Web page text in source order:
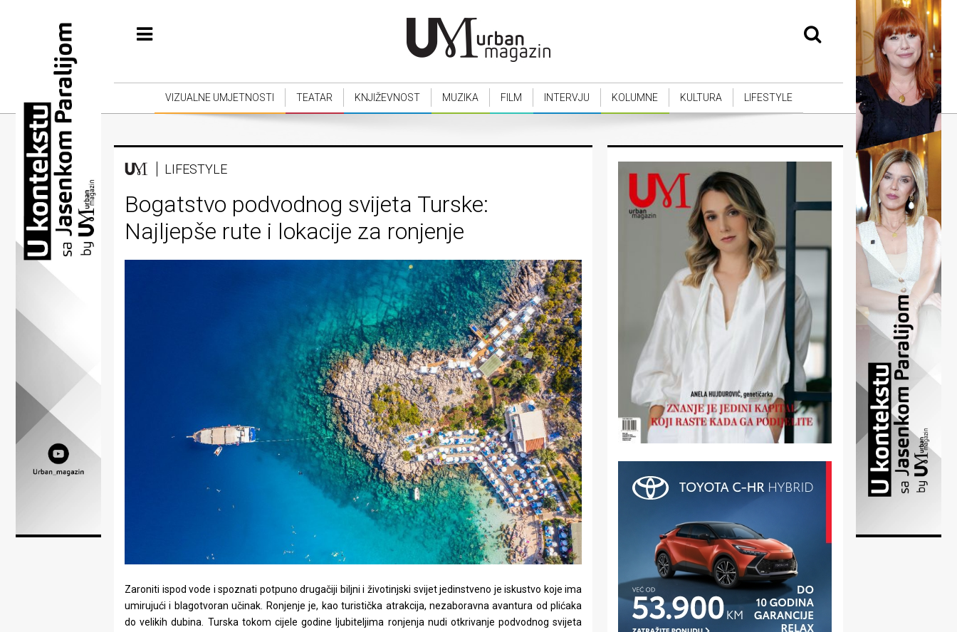
Vizualne
umjetnosti
Teatar
Književnost
Muzika
Film
Intervju
Kolumne
Lifestyle
Beauty
Zdravlje
stolom
u
VIZUALNE UMJETNOSTI TEATAR KNJIŽEVNOST MUZIKA FILM INTERVJU KOLUMNE KULTURA LIFESTYLE
LIFESTYLE
Bogatstvo podvodnog svijeta Turske:
Najljepše rute i lokacije za ronjenje
Zaroniti ispod vode i spoznati potpuno drugačiji biljni i životinjski svijet jedinstveno je iskustvo koje ima
umirujući i blagotvoran učinak. Ronjenje je, kao turistička atrakcija, nezaboravna avantura od plićaka
do velikih dubina. Turska tokom cijele godine ljubiteljima ronjenja nudi otkrivanje podvodnog svijeta